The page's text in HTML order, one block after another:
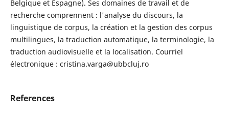
Belgique et Espagne). Ses domaines de travail et de
recherche comprennent : l'analyse du discours, la
linguistique de corpus, la création et la gestion des corpus
multilingues, la traduction automatique, la terminologie, la
traduction audiovisuelle et la localisation. Courriel
électronique : cristina.varga@ubbcluj.ro
References